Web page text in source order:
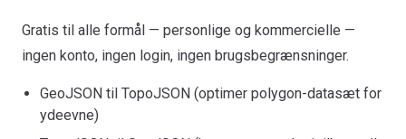
Gratis til alle formål — personlige og kommercielle —
ingen konto, ingen login, ingen brugsbegrænsninger.
GeoJSON til TopoJSON (optimer polygon-datasæt for
ydeevne)